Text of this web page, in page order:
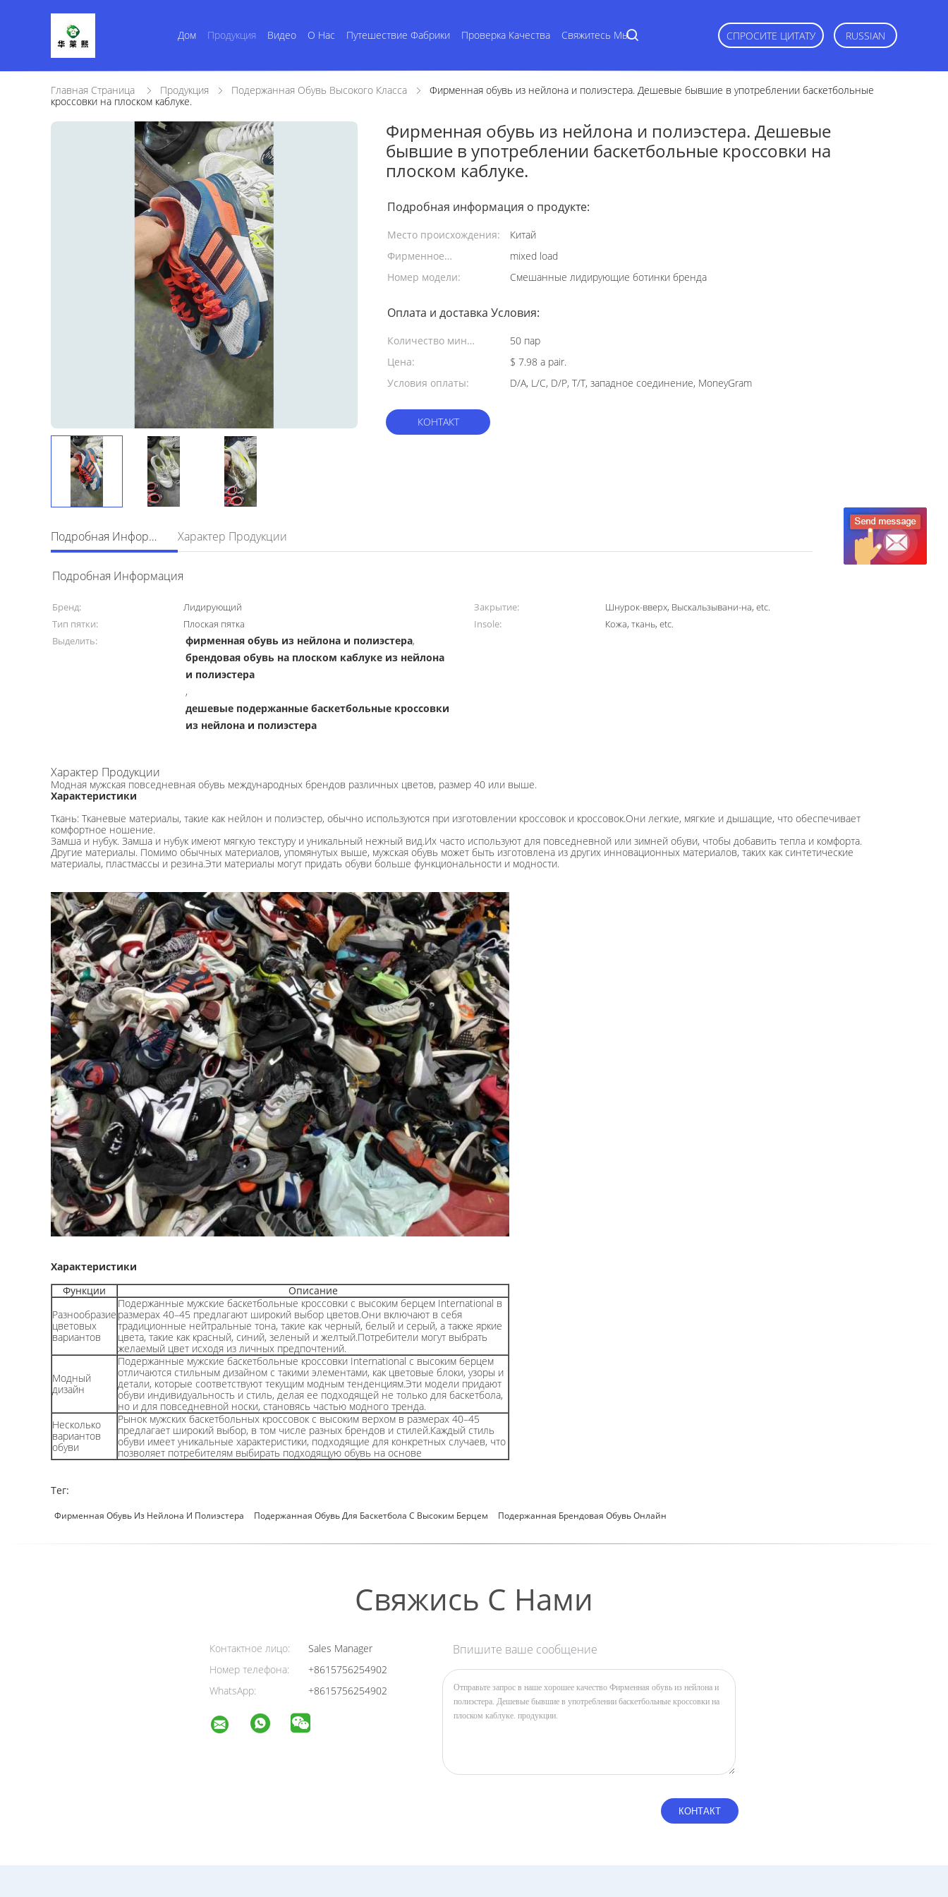
Дом Продукция Видео О Нас Путешествие Фабрики Проверка Качества Свяжитесь Мы СПРОСИТЕ ЦИТАТУ RUSSIAN
Главная Страница Продукция Подержанная Обувь Высокого Класса
Фирменная обувь из нейлона и полиэстера. Дешевые бывшие в употреблении баскетбольные
кроссовки на плоском каблуке.
Фирменная обувь из нейлона и полиэстера. Дешевые
бывшие в употреблении баскетбольные кроссовки на
плоском каблуке.
Подробная информация о продукте:
Место происхождения:
Китай
Фирменное
наименование:
mixed load
Номер модели:
Смешанные лидирующие ботинки бренда
Оплата и доставка Условия:
Количество мин
заказа:
50 пар
Цена:
$ 7.98 a pair.
Условия оплаты:
D/A, L/C, D/P, T/T, западное соединение, MoneyGram
КОНТАКТ
Подробная Информация Характер Продукции
Подробная Информация
Бренд: Лидирующий Закрытие:
Шнурок-вверх, Выскальзывани-на, etc.
Тип пятки:
Плоская пятка Insole:
Кожа, ткань, etc.
Выделить:
фирменная обувь из нейлона и полиэстера,
брендовая обувь на плоском каблуке из нейлона
и полиэстера
,
дешевые подержанные баскетбольные кроссовки
из нейлона и полиэстера
Характер Продукции
Модная мужская повседневная обувь международных брендов различных цветов, размер 40 или выше.
Характеристики
Ткань: Тканевые материалы, такие как нейлон и полиэстер, обычно используются при изготовлении кроссовок и кроссовок.Они легкие, мягкие и дышащие, что обеспечивает
комфортное ношение.
Замша и нубук. Замша и нубук имеют мягкую текстуру и уникальный нежный вид.Их часто используют для повседневной или зимней обуви, чтобы добавить тепла и комфорта.
Другие материалы. Помимо обычных материалов, упомянутых выше, мужская обувь может быть изготовлена ​​из других инновационных материалов, таких как синтетические
материалы, пластмассы и резина.Эти материалы могут придать обуви больше функциональности и модности.
Характеристики
Функции
Описание
Разнообразие
цветовых
вариантов
Подержанные мужские баскетбольные кроссовки с высоким берцем International в
размерах 40–45 предлагают широкий выбор цветов.Они включают в себя
традиционные нейтральные тона, такие как черный, белый и серый, а также яркие
цвета, такие как красный, синий, зеленый и желтый.Потребители могут выбрать
желаемый цвет исходя из личных предпочтений.
Модный
дизайн
Подержанные мужские баскетбольные кроссовки International с высоким берцем
отличаются стильным дизайном с такими элементами, как цветовые блоки, узоры и
детали, которые соответствуют текущим модным тенденциям.Эти модели придают
обуви индивидуальность и стиль, делая ее подходящей не только для баскетбола,
но и для повседневной носки, становясь частью модного тренда.
Несколько
вариантов
обуви
Рынок мужских баскетбольных кроссовок с высоким верхом в размерах 40–45
предлагает широкий выбор, в том числе разных брендов и стилей.Каждый стиль
обуви имеет уникальные характеристики, подходящие для конкретных случаев, что
позволяет потребителям выбирать подходящую обувь на основе
Тег:
Фирменная Обувь Из Нейлона И Полиэстера Подержанная Обувь Для Баскетбола С Высоким Берцем Подержанная Брендовая Обувь Онлайн
Свяжись С Нами
Контактное лицо:
Sales Manager
Номер телефона:
+8615756254902
WhatsApp:
+8615756254902
Впишите ваше сообщение